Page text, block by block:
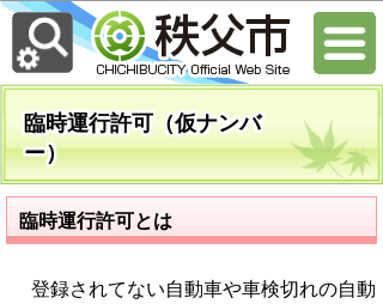
臨時運行許可（仮ナンバ
ー）
臨時運行許可とは
登録されてない自動車や車検切れの自動